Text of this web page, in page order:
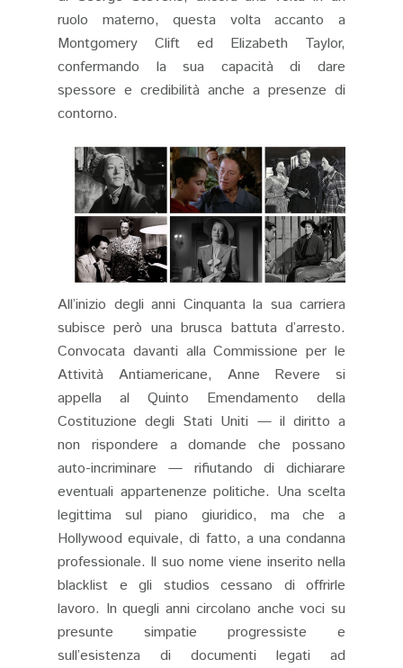
ruolo materno, questa volta accanto a
Montgomery Clift ed Elizabeth Taylor,
confermando la sua capacità di dare
spessore e credibilità anche a presenze di
contorno.
All’inizio degli anni Cinquanta la sua carriera
subisce però una brusca battuta d’arresto.
Convocata davanti alla Commissione per le
Attività Antiamericane, Anne Revere si
appella al Quinto Emendamento della
Costituzione degli Stati Uniti — il diritto a
non rispondere a domande che possano
auto-incriminare — rifiutando di dichiarare
eventuali appartenenze politiche. Una scelta
legittima sul piano giuridico, ma che a
Hollywood equivale, di fatto, a una condanna
professionale. Il suo nome viene inserito nella
blacklist e gli studios cessano di offrirle
lavoro. In quegli anni circolano anche voci su
presunte simpatie progressiste e
sull’esistenza di documenti legati ad